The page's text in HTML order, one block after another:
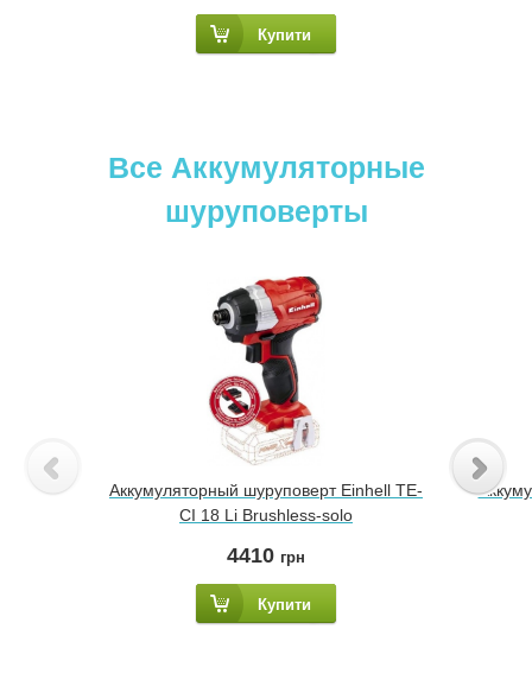
Купити
Все Аккумуляторные
шуруповерты
Аккумуляторный шуруповерт Einhell TE-
CI 18 Li Brushless-solo
4410 грн
Купити